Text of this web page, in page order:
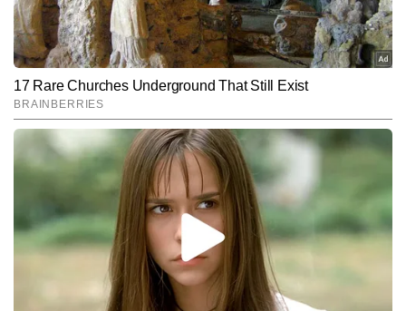
करीब 20 हजार से अधिक न्यूज आर्टिकल, एनालिसिस और एक्सप्लेनर पब्लिश कर
चुके हैं।
Follow Us:
Subscribe to our daily Newsletter!